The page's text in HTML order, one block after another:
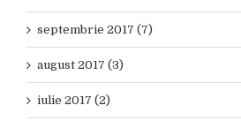
septembrie 2017 (7)
august 2017 (3)
iulie 2017 (2)